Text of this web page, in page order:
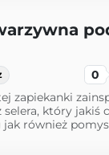
0
zapiekanki
selera, który jakiś
również